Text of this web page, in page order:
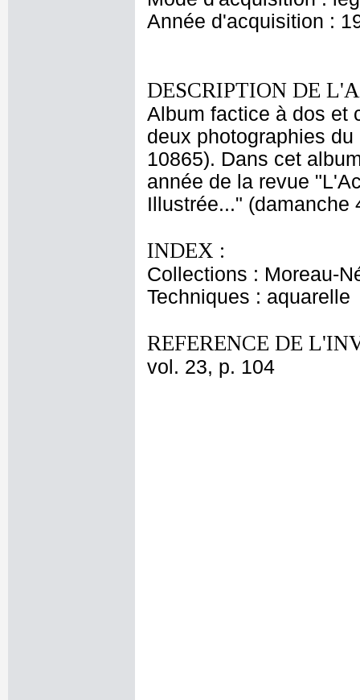
Année d'acquisition :
DESCRIPTION DE
Album factice à dos et
deux photographies
10865). Dans cet
année de la revue
Illustrée..." (damanche
INDEX :
Collections : Moreau-
Techniques : aquarelle
REFERENCE DE
vol. 23, p. 104